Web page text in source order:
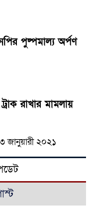
পুষ্পমাল্য অর্পণ
রাখার মামলায়
জানুয়ারী ২০২১